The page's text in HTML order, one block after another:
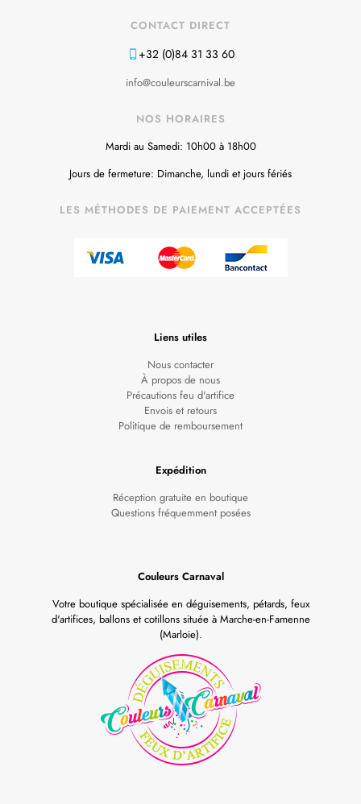
CONTACT DIRECT
+32 (0)84 31 33 60
info@couleurscarnival.be
NOS HORAIRES
Mardi au Samedi: 10h00 à 18h00
Jours de fermeture: Dimanche, lundi et jours fériés
LES MÉTHODES DE PAIEMENT ACCEPTÉES
Liens utiles
Nous contacter
À propos de nous
Précautions feu d'artifice
Envois et retours
Politique de remboursement
Expédition
Réception gratuite en boutique
Questions fréquemment posées
Couleurs Carnaval
Votre boutique spécialisée en déguisements, pétards, feux
d'artifices, ballons et cotillons située à Marche-en-Famenne
(Marloie).